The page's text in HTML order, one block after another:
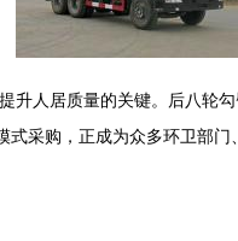
人居质量的关键。后八轮
采购，正成为众多环卫部门